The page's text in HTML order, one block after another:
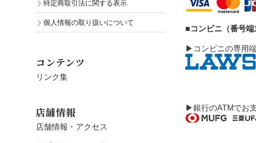
■コンビニ（番号
▶コンビニの専用
▶銀行のATMでお
特定商取引法に関する表示
個人情報の取り扱いについて
コンテンツ
リンク集
店舗情報
店舗情報・アクセス